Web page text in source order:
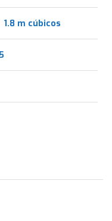
1.8 m cúbicos